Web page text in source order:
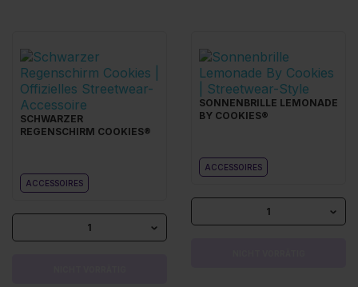
SCHWARZER
REGENSCHIRM COOKIES®
ACCESSOIRES
1
SONNENBRILLE LEMONADE
BY COOKIES®
ACCESSOIRES
1